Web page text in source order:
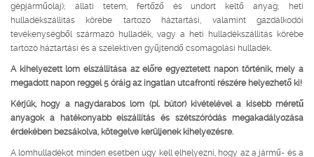
gépjárműolaj); állati tetem, fertőző és undort keltő anyag; heti
hulladékszállítás körébe tartozó háztartási, valamint gazdálkodói
tevékenységből származó hulladék, vagy a heti hulladékszállítás körébe
tartozó háztartási és a szelektíven gyűjtendő csomagolási hulladék.
A kihelyezett lom elszállítása az előre egyeztetett napon történik, mely a
megadott napon reggel 5 óráig az ingatlan utcafronti részére helyezhető ki!
Kérjük, hogy a nagydarabos lom (pl. bútor) kivételével a kisebb méretű
anyagok a hatékonyabb elszállítás és szétszóródás megakadályozása
érdekében bezsákolva, kötegelve kerüljenek kihelyezésre.
A lomhulladékot minden esetben úgy kell elhelyezni, hogy az a jármű- és a